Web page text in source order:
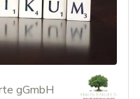
gGmbH